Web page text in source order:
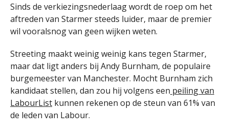
Sinds de verkiezingsnederlaag wordt de roep om het
aftreden van Starmer steeds luider, maar de premier
wil vooralsnog van geen wijken weten.
Streeting maakt weinig weinig kans tegen Starmer,
maar dat ligt anders bij Andy Burnham, de populaire
burgemeester van Manchester. Mocht Burnham zich
kandidaat stellen, dan zou hij volgens een peiling van
LabourList kunnen rekenen op de steun van 61% van
de leden van Labour.